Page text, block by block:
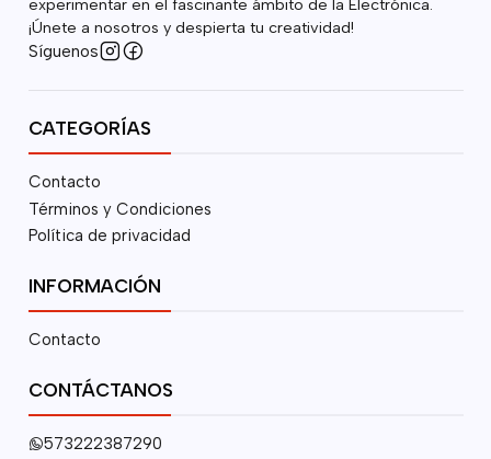
experimentar en el fascinante ámbito de la Electrónica.
¡Únete a nosotros y despierta tu creatividad!
Síguenos
CATEGORÍAS
Contacto
Términos y Condiciones
Política de privacidad
INFORMACIÓN
Contacto
CONTÁCTANOS
573222387290